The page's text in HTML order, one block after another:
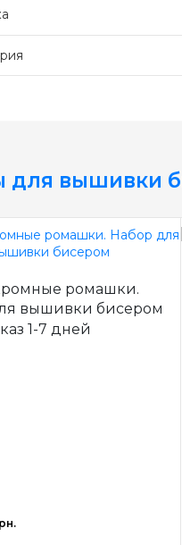
для вышивки
ромашки.
вышивки бисером
1-7 дней